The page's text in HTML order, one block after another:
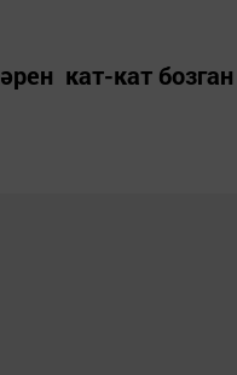
кат-кат бозган